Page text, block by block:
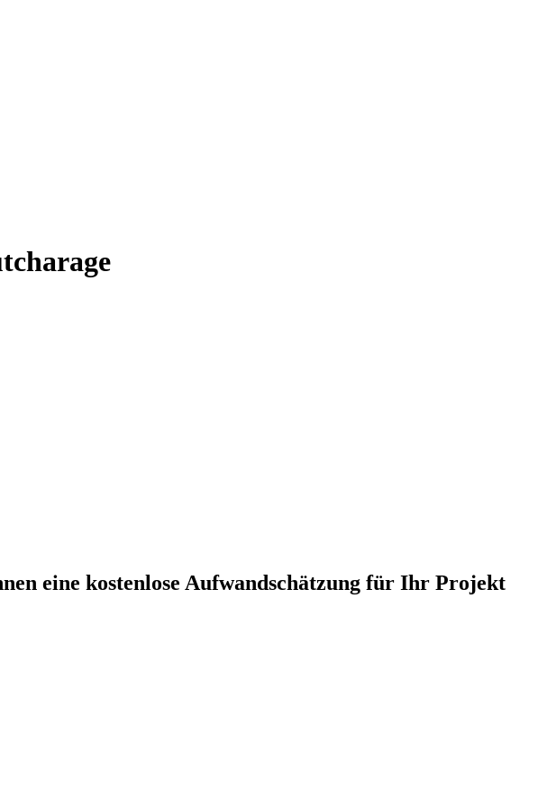
eine kostenlose Aufwandschätzung für Ihr Projekt